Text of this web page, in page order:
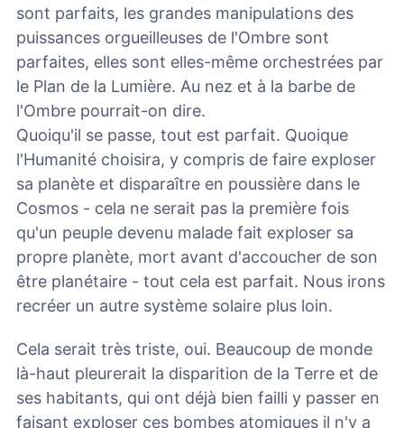
sont parfaits, les grandes manipulations des
puissances orgueilleuses de l'Ombre sont
parfaites, elles sont elles-même orchestrées par
le Plan de la Lumière. Au nez et à la barbe de
l'Ombre pourrait-on dire.
Quoiqu'il se passe, tout est parfait. Quoique
l'Humanité choisira, y compris de faire exploser
sa planète et disparaître en poussière dans le
Cosmos - cela ne serait pas la première fois
qu'un peuple devenu malade fait exploser sa
propre planète, mort avant d'accoucher de son
être planétaire - tout cela est parfait. Nous irons
recréer un autre système solaire plus loin.
Cela serait très triste, oui. Beaucoup de monde
là-haut pleurerait la disparition de la Terre et de
ses habitants, qui ont déjà bien failli y passer en
faisant exploser ces bombes atomiques il n'y a